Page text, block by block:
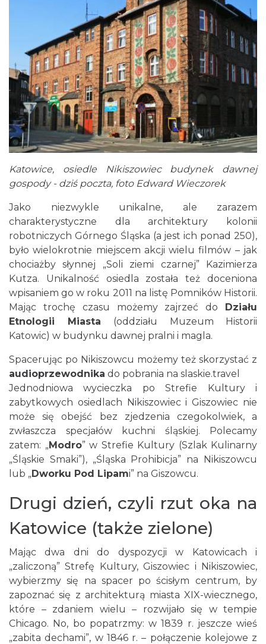
Katowice, osiedle Nikiszowiec budynek dawnej
gospody - dziś poczta, foto Edward Wieczorek
Jako niezwykle unikalne, ale zarazem
charakterystyczne dla architektury kolonii
robotniczych Górnego Śląska (a jest ich ponad 250),
było wielokrotnie miejscem akcji wielu filmów – jak
chociażby słynnej „Soli ziemi czarnej” Kazimierza
Kutza. Unikalność osiedla została też doceniona
wpisaniem go w roku 2011 na listę Pomników Historii.
Mając trochę czasu możemy zajrzeć do Działu
Etnologii Miasta (oddziału Muzeum Historii
Katowic) w budynku dawnej pralni i magla.
Spacerując po Nikiszowcu możemy też skorzystać z
audioprzewodnika do pobrania na slaskie.travel
Jednodniowa wycieczka po Strefie Kultury i
zabytkowych osiedlach Nikiszowiec i Giszowiec nie
może się obejść bez zjedzenia czegokolwiek, a
zwłaszcza specjałów kuchni śląskiej. Polecamy
zatem: „Modro” w Strefie Kultury (Szlak Kulinarny
„Śląskie Smaki”), „Śląska Prohibicja” na Nikiszowcu
lub „Dworku Pod Lipami” na Giszowcu.
Drugi dzień, czyli rzut oka na
Katowice (także zielone)
Mając dwa dni do dyspozycji w Katowicach i
„zaliczoną” Strefę Kultury, Giszowiec i Nikiszowiec,
wybierzmy się na spacer po ścisłym centrum, by
zapoznać się z architekturą miasta XIX-wiecznego,
które – zdaniem wielu – rozwijało się w tempie
Chicago. No, bo popatrzmy: w 1839 r. jeszcze wieś
„zabita dechami”, w 1846 r. – połączenie kolejowe z